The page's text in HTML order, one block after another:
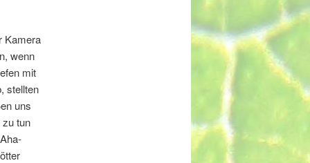
Kamera
wenn
mit
stellten
uns
tun